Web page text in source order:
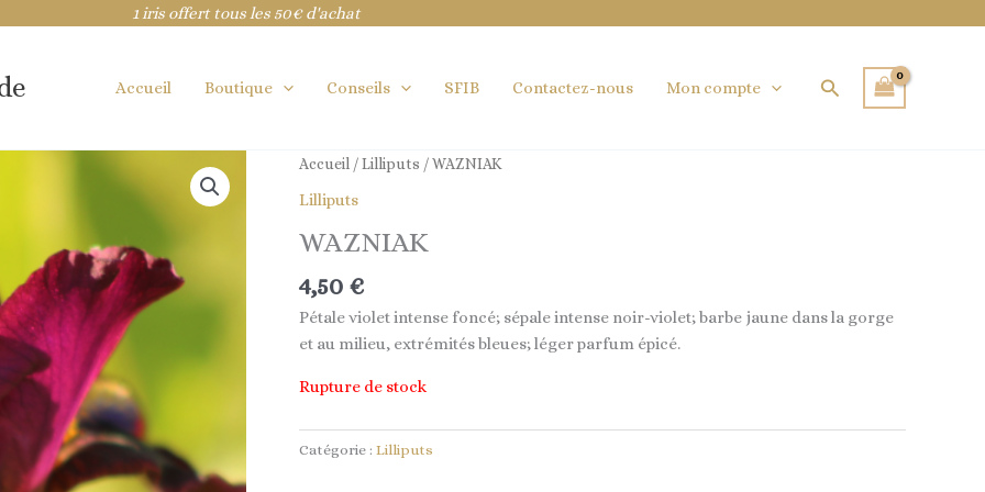
1 iris offert tous les 50€ d'achat
Accueil Boutique Conseils SFIB Contactez-nous Mon compte Rechercher
Accueil /Lilliputs / WAZNIAK
Lilliputs
WAZNIAK
4,50 €
Pétale violet intense foncé; sépale intense noir-violet; barbe jaune dans la gorge
et au milieu, extrémités bleues; léger parfum épicé.
Rupture de stock
Catégorie : Lilliputs